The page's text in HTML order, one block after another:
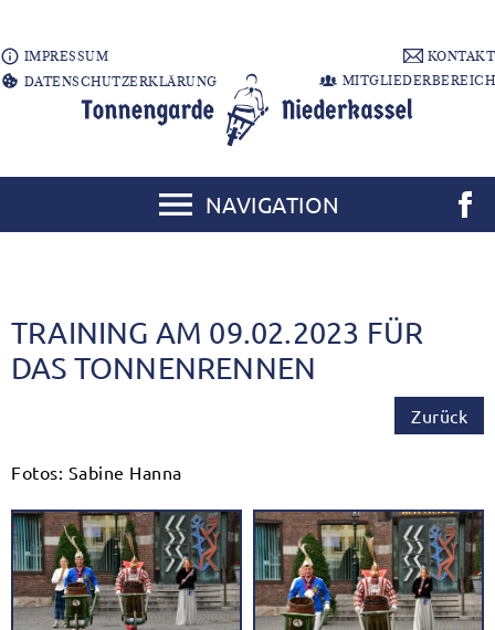
IMPRESSUM
DATENSCHUTZERKLÄRUNG
KONTAKT
MITGLIEDERBEREICH
NAVIGATION
TRAINING AM 09.02.2023 FÜR
DAS TONNENRENNEN
Zurück
Fotos: Sabine Hanna